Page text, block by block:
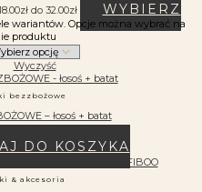
do 32.00zł
WYBIERZ
wariantów. Opcje można wybrać na
produktu
Wyczyść
bezzbożowe
– łosoś + batat
DO KOSZYKA
& akcesoria